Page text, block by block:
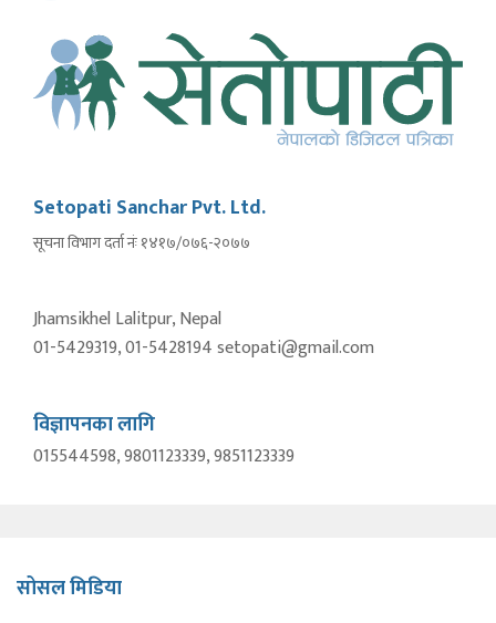
Setopati Sanchar Pvt. Ltd.
सूचना विभाग दर्ता नंः १४१७/०७६-२०७७
Jhamsikhel Lalitpur, Nepal
01-5429319, 01-5428194 setopati@gmail.com
विज्ञापनका लागि
015544598, 9801123339, 9851123339
सोसल मिडिया